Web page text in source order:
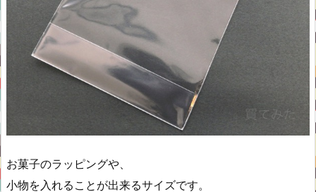
お菓子のラッピングや、
小物を入れることが出来るサイズです。